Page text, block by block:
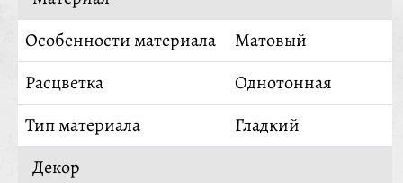
Особенности материала
Матовый
Расцветка
Однотонная
Тип материала
Гладкий
Декор